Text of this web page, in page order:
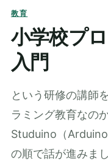
教育
小学校プ
入門
という研修の講師
ラミング教育なの
Studuino（Arduino
の順で話が進みま